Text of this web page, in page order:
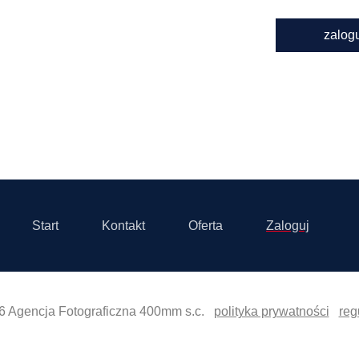
Start Kontakt Oferta Zaloguj
Agencja Fotograficzna 400mm s.c. polityka prywatności